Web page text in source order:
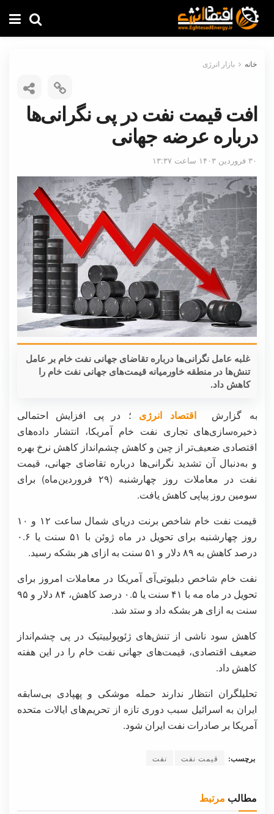
خانه بازار انرژی
افت قیمت نفت در پی نگرانی‌ها
درباره عرضه جهانی
۳۰ فروردین ۱۴۰۳ ساعت ۱۳:۳۷
غلبه عامل نگرانی‌ها درباره تقاضای جهانی نفت خام بر عامل
تنش‌ها در منطقه خاورمیانه قیمت‌های جهانی نفت خام را
کاهش داد.
به گزارش اقتصاد انرژی ؛ در پی افزایش احتمالی
ذخیره‌سازی‌های تجاری نفت خام آمریکا، انتشار داده‌های
اقتصادی ضعیف‌تر از چین و کاهش چشم‌انداز کاهش نرخ بهره
و به‌دنبال آن تشدید نگرانی‌ها درباره تقاضای جهانی، قیمت
نفت در معاملات روز چهارشنبه (۲۹ فروردین‌ماه) برای
سومین روز پیاپی کاهش یافت.
قیمت نفت خام شاخص برنت دریای شمال ساعت ۱۲ و ۱۰
روز چهارشنبه برای تحویل در ماه ژوئن با ۵۱ سنت یا ۰.۶
درصد کاهش به ۸۹ دلار و ۵۱ سنت به ازای هر بشکه رسید.
نفت خام شاخص دبلیوتی‌آی آمریکا در معاملات امروز برای
تحویل در ماه مه با ۴۱ سنت یا ۰.۵ درصد کاهش، ۸۴ دلار و ۹۵
سنت به ازای هر بشکه داد و ستد شد.
کاهش سود ناشی از تنش‌های ژئوپولییتیک در پی چشم‌انداز
ضعیف اقتصادی، قیمت‌های جهانی نفت خام را در این هفته
کاهش داد.
تحلیلگران انتظار ندارند حمله موشکی و پهپادی بی‌سابقه
ایران به اسرائیل سبب دوری تازه از تحریم‌های ایالات متحده
آمریکا بر صادرات نفت ایران شود.
برچسب: قیمت نفت نفت
مطالب مرتبط